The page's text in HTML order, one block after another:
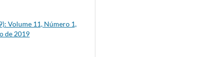
Volume 11, Número 1,
de 2019